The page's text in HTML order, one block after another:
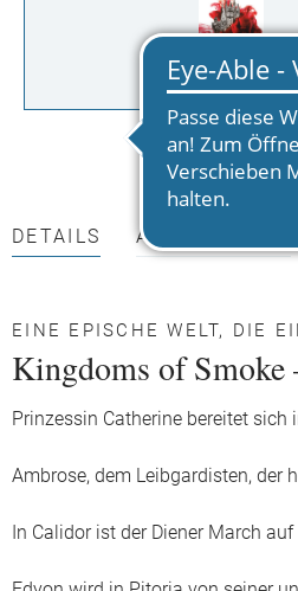
DETAILS AUTOR*INNEN
EINE EPISCHE WELT, DIE
Kingdoms of
Prinzessin Catherine bereitet
Ambrose, dem Leibgardisten, der
In Calidor ist der Diener March